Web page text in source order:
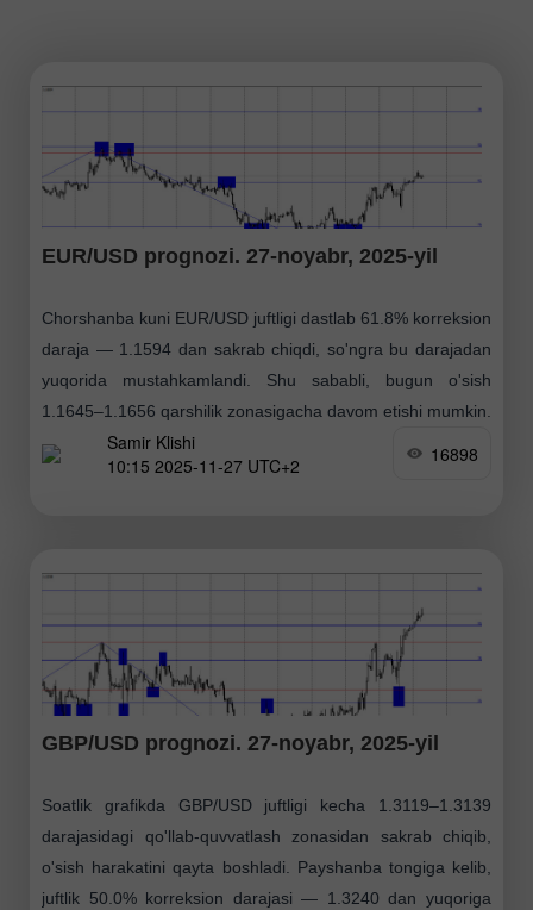
EUR/USD prognozi. 27-noyabr, 2025-yil
Chorshanba kuni EUR/USD juftligi dastlab 61.8% korreksion
daraja — 1.1594 dan sakrab chiqdi, so'ngra bu darajadan
yuqorida mustahkamlandi. Shu sababli, bugun o'sish
1.1645–1.1656 qarshilik zonasigacha davom etishi mumkin.
Aksincha, juftlikSamir Klishi
10:15 2025-11-27 UTC+2
16898
GBP/USD prognozi. 27-noyabr, 2025-yil
Soatlik grafikda GBP/USD juftligi kecha 1.3119–1.3139
darajasidagi qo'llab-quvvatlash zonasidan sakrab chiqib,
o'sish harakatini qayta boshladi. Payshanba tongiga kelib,
juftlik 50.0% korreksion darajasi — 1.3240 dan yuqoriga